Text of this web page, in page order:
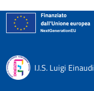
I.I.S. Luigi Einaudi